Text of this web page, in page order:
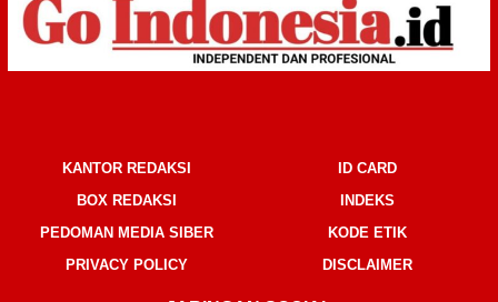
KANTOR REDAKSI
ID CARD
BOX REDAKSI
INDEKS
PEDOMAN MEDIA SIBER
KODE ETIK
PRIVACY POLICY
DISCLAIMER